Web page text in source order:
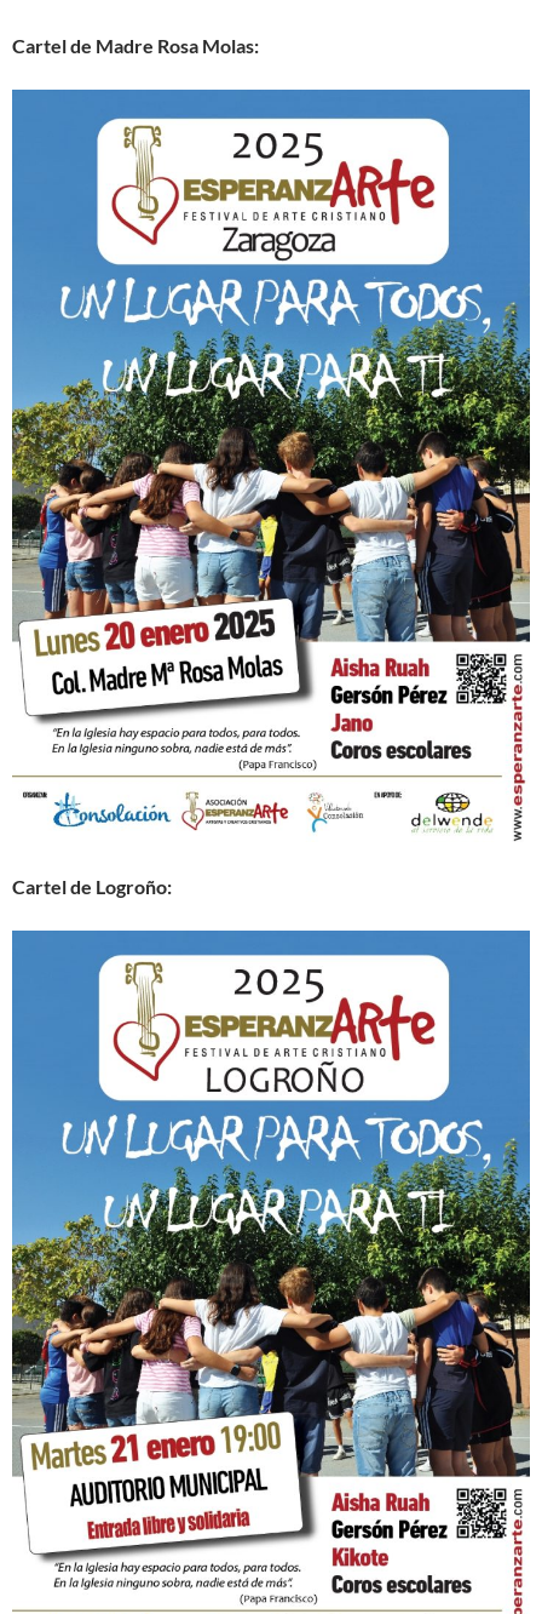
Cartel de Madre Rosa Molas:
Cartel de Logroño: